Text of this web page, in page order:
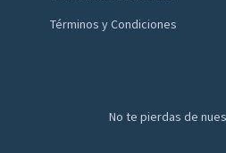
Términos y Condiciones
No te pierdas de